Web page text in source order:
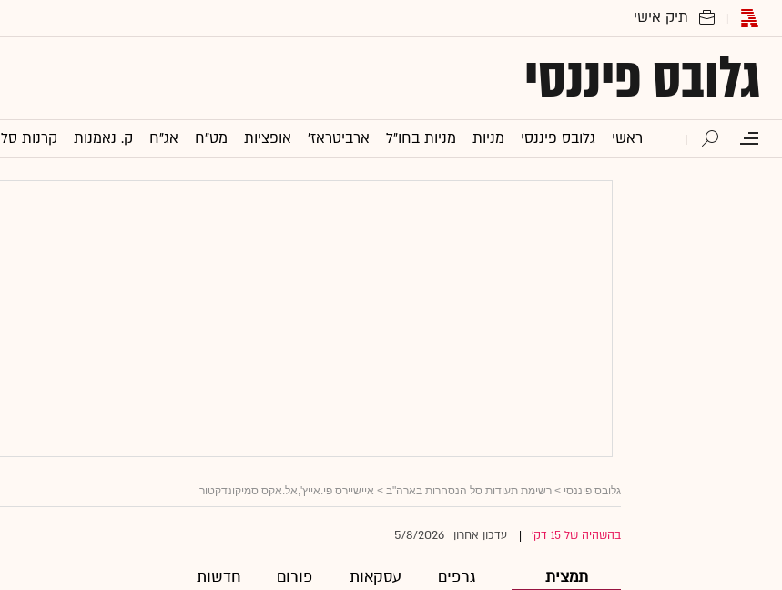
גלובס פיננסי
ראשי גלובס פיננסי מניות מניות בחו"ל ארביטראז' אופציות מט"ח אג"ח ק. נאמנות קרנות סל
גלובס פיננסי > רשימת תעודות סל הנסחרות בארה"ב > איישיירס פי.אייץ',אל.אקס סמיקונדקטור
בהשהיה של 15 דק' עדכון אחרון 5/8/2026
תמצית גרפים עסקאות פורום חדשות